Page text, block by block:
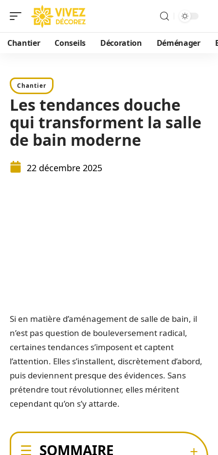
Chantier Conseils Décoration Déménager
Chantier
Les tendances douche
qui transforment la salle
de bain moderne
22 décembre 2025
Si en matière d’aménagement de salle de bain, il
n’est pas question de bouleversement radical,
certaines tendances s’imposent et captent
l’attention. Elles s’installent, discrètement d’abord,
puis deviennent presque des évidences. Sans
prétendre tout révolutionner, elles méritent
cependant qu’on s’y attarde.
SOMMAIRE